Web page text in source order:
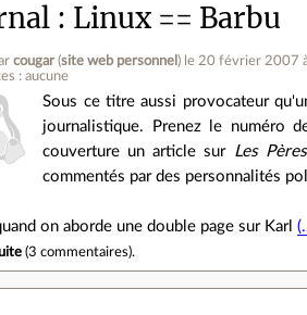
Linux == Barbu
cougar (site web personnel ) le 20 février 2007
: aucune
Sous ce titre aussi provocateur
journalistique. Prenez le numéro
couverture un article sur Les
commentés par des personnalités
on aborde une double page sur Karl
(3 commentaires).